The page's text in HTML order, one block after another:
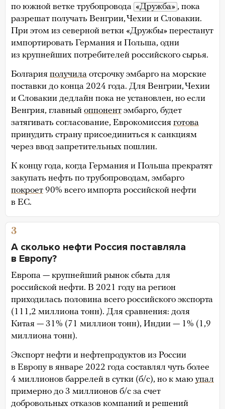
по южной ветке трубопровода «Дружба» , пока
разрешат получать Венгрии, Чехии и Словакии.
При этом из северной ветки «Дружбы» перестанут
импортировать Германия и Польша, одни
из крупнейших потребителей российского сырья.
Болгария получила отсрочку эмбарго на морские
поставки до конца 2024 года. Для Венгрии, Чехии
и Словакии дедлайн пока не установлен, но если
Венгрия, главный оппонент эмбарго, будет
затягивать согласование, Еврокомиссия готова
принудить страну присоединиться к санкциям
через ввод запретительных пошлин.
К концу года, когда Германия и Польша прекратят
закупать нефть по трубопроводам, эмбарго
покроет 90% всего импорта российской нефти
в ЕС.
3
А сколько нефти Россия поставляла
в Европу?
Европа — крупнейший рынок сбыта для
российской нефти. В 2021 году на регион
приходилась половина всего российского экспорта
(111,2 миллиона тонн). Для сравнения: доля
Китая — 31% (71 миллион тонн), Индии — 1% (1,9
миллиона тонн).
Экспорт нефти и нефтепродуктов из России
в Европу в январе 2022 года составлял чуть более
4 миллионов баррелей в сутки (б/с), но к маю упал
примерно до 3 миллионов б/с за счет
добровольных отказов компаний и решений